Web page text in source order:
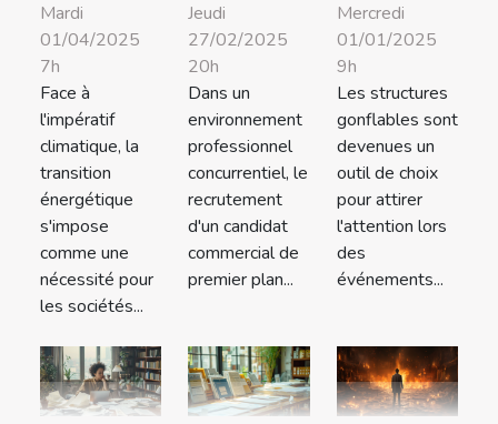
Mardi
01/04/2025
7h
Face à
l'impératif
climatique, la
transition
énergétique
s'impose
comme une
nécessité pour
les sociétés...
Jeudi
27/02/2025
20h
Dans un
environnement
professionnel
concurrentiel, le
recrutement
d'un candidat
commercial de
premier plan...
Mercredi
01/01/2025
9h
Les structures
gonflables sont
devenues un
outil de choix
pour attirer
l'attention lors
des
événements...